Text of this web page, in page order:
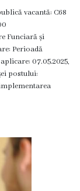
vacantă: C68
Funciară și
Perioadă
07.05.2025,
postului: